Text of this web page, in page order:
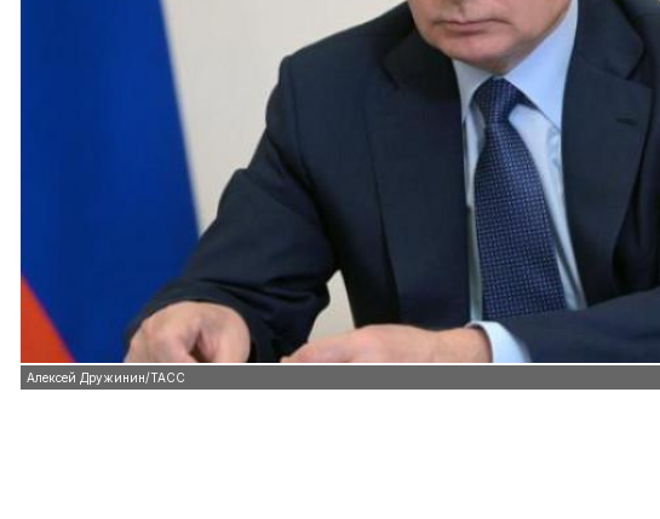
Алексей Дружинин/ТАСС